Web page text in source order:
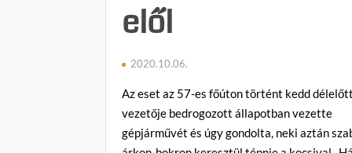
elől
2020.10.06.
Az eset az 57-es főúton történt kedd
vezetője bedrogozott állapotban vezette
gépjárművét és úgy gondolta, neki aztán